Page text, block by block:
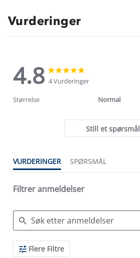
Vurderinger
4.8
4.8
star
rating
star
4 Vurderinger
Størrelse Normal
Still et spørsmål
VURDERINGER SPØRSMÅL
Filtrer anmeldelser
Search
ReviewsFlere Filtre